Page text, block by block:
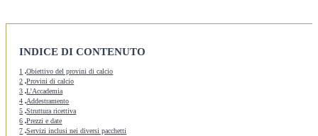
INDICE DI CONTENUTO
1 Obiettivo del provini di calcio
2 Provini di calcio
3 L’Accademia
4 Addestramento
5 Struttura ricettiva
6 Prezzi e date
7 Servizi inclusi nei diversi pacchetti